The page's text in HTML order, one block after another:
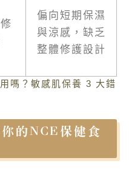
偏向短期保濕
與涼感，缺乏
整體修護設計
嗎？敏感肌保養 3 大錯
的NCE保健食